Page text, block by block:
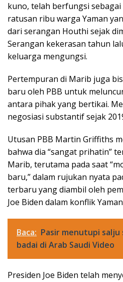
kuno, telah berfungsi sebagai
ratusan ribu warga Yaman
dari serangan Houthi sejak
Serangan kekerasan tahun
keluarga mengungsi.
Pertempuran di Marib juga
baru oleh PBB untuk
antara pihak yang bertikai.
negosiasi substantif sejak
Utusan PBB Martin Griffiths
bahwa dia “sangat prihatin”
Marib, terutama pada saat
baru,” dalam rujukan nyata
terbaru yang diambil oleh
Joe Biden dalam konflik
Baca: Pasir menutupi salju
badai di Arab Saudi Video
Presiden Joe Biden telah